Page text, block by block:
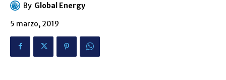
By Global Energy
5 marzo, 2019